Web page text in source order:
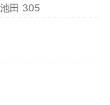
田 305